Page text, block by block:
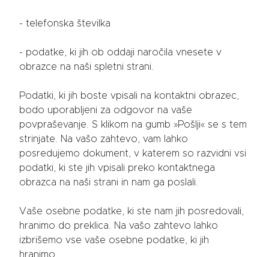
- telefonska številka
- podatke, ki jih ob oddaji naročila vnesete v
obrazce na naši spletni strani.
Podatki, ki jih boste vpisali na kontaktni obrazec,
bodo uporabljeni za odgovor na vaše
povpraševanje. S klikom na gumb »Pošlji« se s tem
strinjate. Na vašo zahtevo, vam lahko
posredujemo dokument, v katerem so razvidni vsi
podatki, ki ste jih vpisali preko kontaktnega
obrazca na naši strani in nam ga poslali.
Vaše osebne podatke, ki ste nam jih posredovali,
hranimo do preklica. Na vašo zahtevo lahko
izbrišemo vse vaše osebne podatke, ki jih
hranimo.